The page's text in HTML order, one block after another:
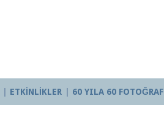
ETKİNLİKLER 60 YILA 60 FOTOĞRAF